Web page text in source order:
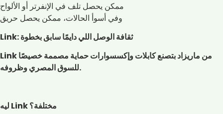
ممكن يحصل تلف في الإنفرتر أو الألواح
وفي أسوأ الحالات، ممكن يحصل حريق
Link: ثقافة الوصل اللي دايمًا سابق بخطوة
Link من ماريزاد بتصنع كابلات وإكسسوارات حماية مصممة خصيصًا
للسوق المصري وظروفه.
ليه Link مختلفة؟